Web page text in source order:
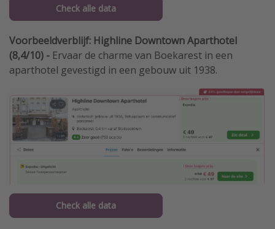
Check alle data
Voorbeeldverblijf: Highline Downtown Aparthotel
(8,4/10) - Ervaar de charme van Boekarest in een
aparthotel gevestigd in een gebouw uit 1938.
Check alle data